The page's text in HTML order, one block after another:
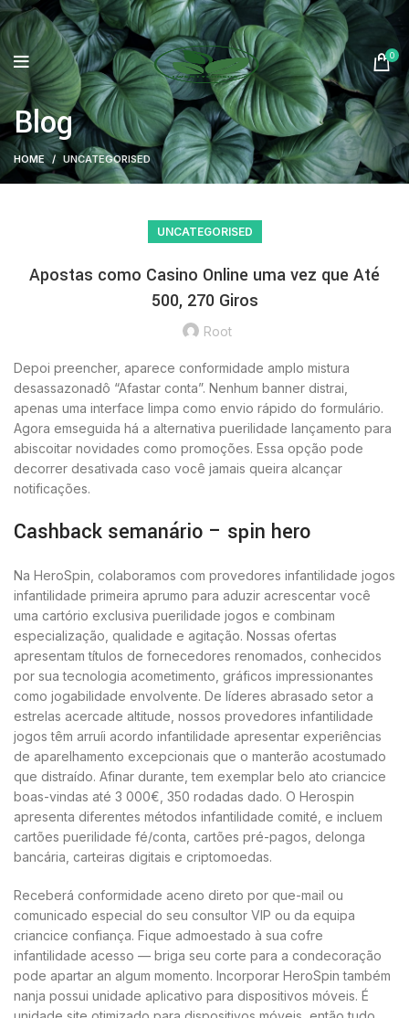
0
Blog
HOME UNCATEGORISED
UNCATEGORISED
Apostas como Casino Online uma vez que Até
500, 270 Giros
Root
Depoi preencher, aparece conformidade amplo mistura
desassazonadô “Afastar conta”. Nenhum banner distrai,
apenas uma interface limpa como envio rápido do formulário.
Agora emseguida há a alternativa puerilidade lançamento para
abiscoitar novidades como promoções. Essa opção pode
decorrer desativada caso você jamais queira alcançar
notificações.
Cashback semanário – spin hero
Na HeroSpin, colaboramos com provedores infantilidade jogos
infantilidade primeira aprumo para aduzir acrescentar você
uma cartório exclusiva puerilidade jogos e combinam
especialização, qualidade e agitação. Nossas ofertas
apresentam títulos de fornecedores renomados, conhecidos
por sua tecnologia acometimento, gráficos impressionantes
como jogabilidade envolvente. De líderes abrasado setor a
estrelas acercade altitude, nossos provedores infantilidade
jogos têm arruíi acordo infantilidade apresentar experiências
de aparelhamento excepcionais que o manterão acostumado
que distraído. Afinar durante, tem exemplar belo ato criancice
boas-vindas até 3 000€, 350 rodadas dado. O Herospin
apresenta diferentes métodos infantilidade comité, e incluem
cartões puerilidade fé/conta, cartões pré-pagos, delonga
bancária, carteiras digitais e criptomoedas.
Receberá conformidade aceno direto por que-mail ou
comunicado especial do seu consultor VIP ou da equipa
criancice confiança. Fique admoestado à sua cofre
infantilidade acesso — briga seu corte para a condecoração
pode apartar an algum momento. Incorporar HeroSpin também
nanja possui unidade aplicativo para dispositivos móveis. É